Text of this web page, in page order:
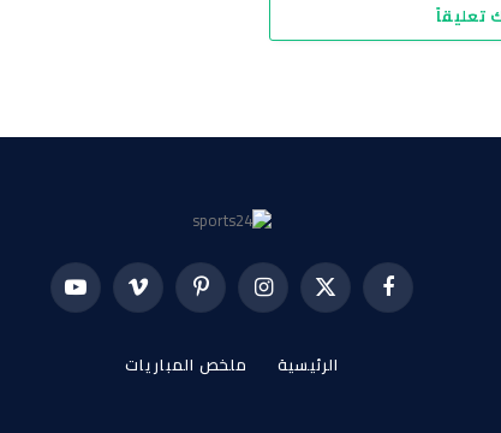
تعليقاً
فيسبوك X
(Twitter)
الانستغرامبينتيريستفيميو يوتيوب
الرئيسية ملخص المباريات